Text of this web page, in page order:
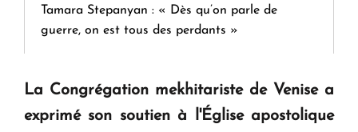
Tamara Stepanyan : « Dès qu’on parle de
guerre, on est tous des perdants »
" Tant qu'il n'existe pas d'alternative concrète, la
question d'un référendum ne se pose pas. "
La Congrégation mekhitariste de Venise a
exprimé son soutien à l'Église apostolique